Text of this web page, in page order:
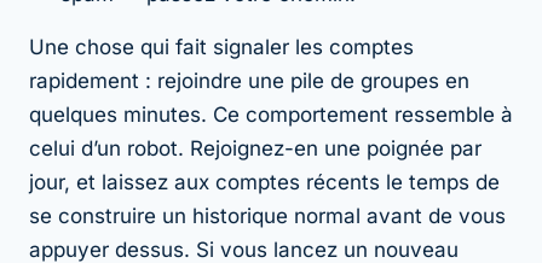
Une chose qui fait signaler les comptes
rapidement : rejoindre une pile de groupes en
quelques minutes. Ce comportement ressemble à
celui d’un robot. Rejoignez-en une poignée par
jour, et laissez aux comptes récents le temps de
se construire un historique normal avant de vous
appuyer dessus. Si vous lancez un nouveau